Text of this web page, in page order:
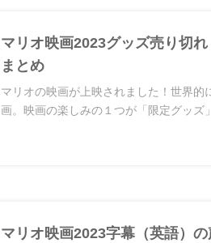
マリオ映画2023グッズ売り切
まとめ
マリオの映画が上映されました！世界的
画。映画の楽しみの１つが「限定グッズ
マリオ映画2023字幕（英語）